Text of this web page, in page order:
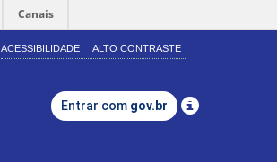
Canais
ACESSIBILIDADE ALTO CONTRASTE
Entrar com gov.br